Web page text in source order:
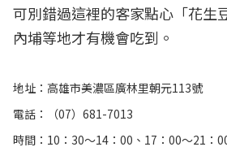
可別錯過這裡的客家點心「花生
內埔等地才有機會吃到。
地址：高雄市美濃區廣林里朝元113號
電話：（07）681-7013
時間：10：30～14：00、17：00～21：